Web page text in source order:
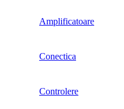
Amplificatoare
Conectica
Controlere